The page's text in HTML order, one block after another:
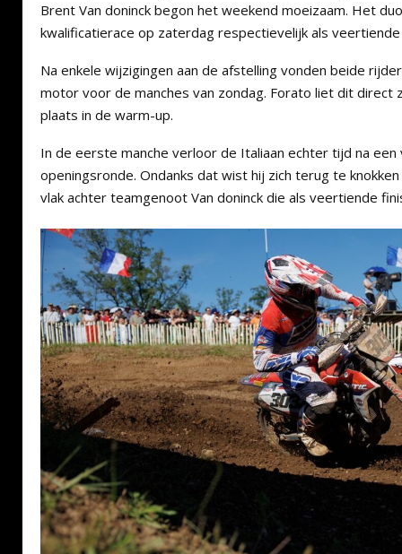
Brent Van doninck begon het weekend moeizaam. Het
kwalificatierace op zaterdag respectievelijk als
Na enkele wijzigingen aan de afstelling vonden beide
motor voor de manches van zondag. Forato liet dit direct
plaats in de warm-up.
In de eerste manche verloor de Italiaan echter tijd na een
openingsronde. Ondanks dat wist hij zich terug te
vlak achter teamgenoot Van doninck die als veertiende